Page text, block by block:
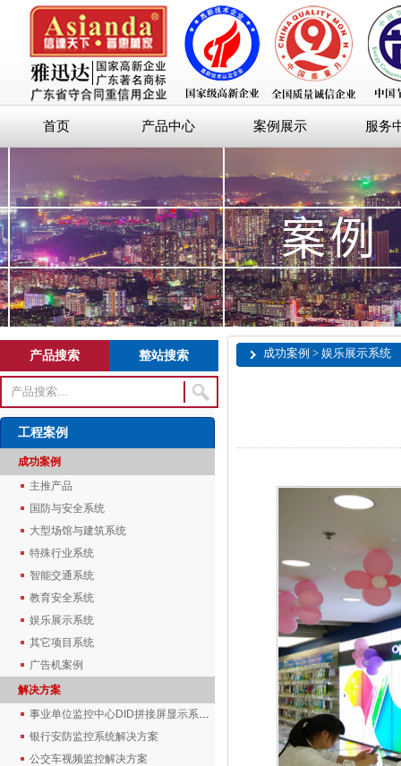
首页 产品中心 案例展示 服务
产品搜索 整站搜索
工程案例
成功案例
主推产品
国防与安全系统
大型场馆与建筑系统
特殊行业系统
智能交通系统
教育安全系统
娱乐展示系统
其它项目系统
广告机案例
解决方案
事业单位监控中心DID拼接屏显示系统解决方案
银行安防监控系统解决方案
公交车视频监控解决方案
成功案例 > 娱乐展示系统